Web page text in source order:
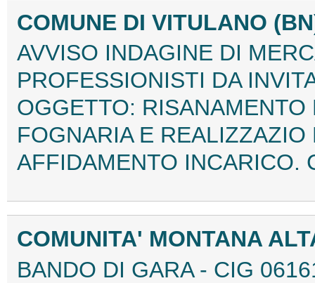
COMUNE DI VITULANO
AVVISO INDAGINE DI
PROFESSIONISTI DA
OGGETTO:
FOGNARIA E
AFFIDAMENTO INCARICO.
COMUNITA' MONTANA
BANDO DI GARA - CIG